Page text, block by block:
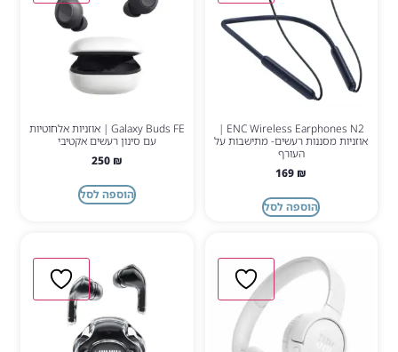
ENC Wireless Earphones N2 |
אוזניות מסננות רעשים- מתישבות על
העורף
169 ₪
הוספה לסל
Galaxy Buds FE | אוזניות אלחוטיות
עם סינון רעשים אקטיבי
250 ₪
הוספה לסל